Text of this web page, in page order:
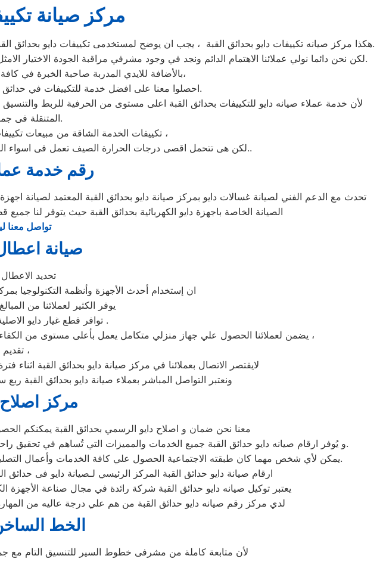
مركز صيانة
هكذا مركز صيانه تكييفات دايو بحدائق القبة ، يجب ان يوضح لمستخدمى تكييفات دايو بحدائق القبة ان كلنا يعلم مدى اهمية التكييف بالمنزل ونحن لا ندخر جهدا كي نلبي جميع طلبات الصيانه لتكييفات دايو.
لكن نحن دائما نولي عملائنا الاهتمام الدائم ونجد في وجود مشرفي مراقبة الجودة الاختيار الامثل لخروج اجهزة التكييفات سواء من مركز الصيانه لتكييفات دايو المعتمد بحدائق القبة او من منزل العميل.
بالأضافة للايدي المدربة صاحبة الخبرة في كافة اعطال تكييفات دايو بجميع موديلاتها القديم منها والحديث،
احصلوا معنا على افضل خدمة للتكييفات في حدائق القبة من خلال رقم مركز صيانه دايو المعتمد في حدائق القبة.
لأن خدمة عملاء صيانه دايو للتكييفات بحدائق القبة اعلى مستوى من الحرفية للربط
المتنقلة فى جميع محافظات حدائق القبة.
تكييفات الخدمة الشاقة من مبيعات تكييفات دايو الاولى فى مبيعات التكييفات فى حدائق القبة ،
لكن هى تتحمل اقصى درجات الحرارة الصيف تعمل فى اسواء الظروف باستمرارية فى التشغيل المتواصل حيث لا يضاهيها اى تكييفات اخر..
رقم خدمة
تحدث مع الدعم الفني لصيانة غسالات دايو بمركز صيانة دايو بحدائق القبة المعتمد لصيانة
الصيانة الخاصة باجهزة دايو الكهربائية بحدائق القبة حيث يتوفر لنا
تواصل معنا
صيانة
تحديد
ان إستخدام أحدث الأجهزة وأنظمة التكنولوجيا
يوفر الكثير لعملائنا من
» توافر قطع غيار دايو الاصلية في مركز صيانة دايو بحدائق القبة .
يضمن لعملائنا الحصول علي جهاز منزلي متكامل يعمل بأعلى مستوى من الكفاءة التي ينتظرها عملائنا ولتعزيز الثقة في مركز صيانة دايو حدائق القبة المعتمد بحدائق القبة ،
تقديم الدعم والمشورة ،
لايقتصر الاتصال بعملائنا في مركز صيانة دايو بحدائق القبة اثناء
ونعتبر التواصل المباشر بعملاء صيانة دايو بحدائق القبة
مركز اصلاح
معنا نحن ضمان و اصلاح دايو الرسمي بحدائق القبة يمكنكم
و يُوفر ارقام صيانه دايو حدائق القبة جميع الخدمات والمميزات التي تُساهم في تحقيق راحة وأمان العملاء من خلال تخفيض أسعار تلك الخدمات والبُعد التام عن التكاليف المالية باهظة الثمن.
يمكن لأي شخص مهما كان طبقته الاجتماعية الحصول علي كافة الخدمات وأعمال التصليح التي يُقدمها توكيل ميكروويف دايو المُدعمة بباقات من الخصومات والعروض التي ليس لها مثيل.
ارقام صيانة دايو حدائق القبة المركز الرئيسي لـصيانة دايو فى
يعتبر توكيل صيانه دايو حدائق القبة شركة رائدة في مجال صناعة
لدي مركز رقم صيانه دايو حدائق القبة من هم علي درجة عاليه من
الخط
لأن متابعة كاملة من مشرفى خطوط السير للتنسيق التام مع